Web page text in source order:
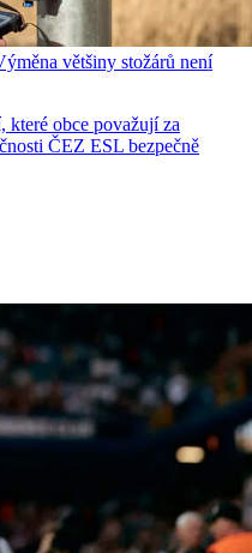
většiny stožárů není
které obce považují za
ČEZ ESL bezpečně